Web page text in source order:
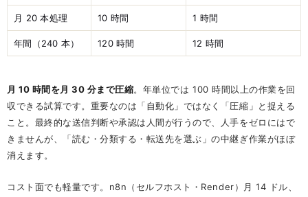
月 20 本処理 10 時間 1 時間
年間（240 本） 120 時間 12 時間
月 10 時間を月 30 分まで圧縮。年単位では 100 時間以上の作業を回
収できる試算です。重要なのは「自動化」ではなく「圧縮」と捉える
こと。最終的な送信判断や承認は人間が行うので、人手をゼロにはで
きませんが、「読む・分類する・転送先を選ぶ」の中継ぎ作業がほぼ
消えます。
コスト面でも軽量です。n8n（セルフホスト・Render）月 14 ドル、